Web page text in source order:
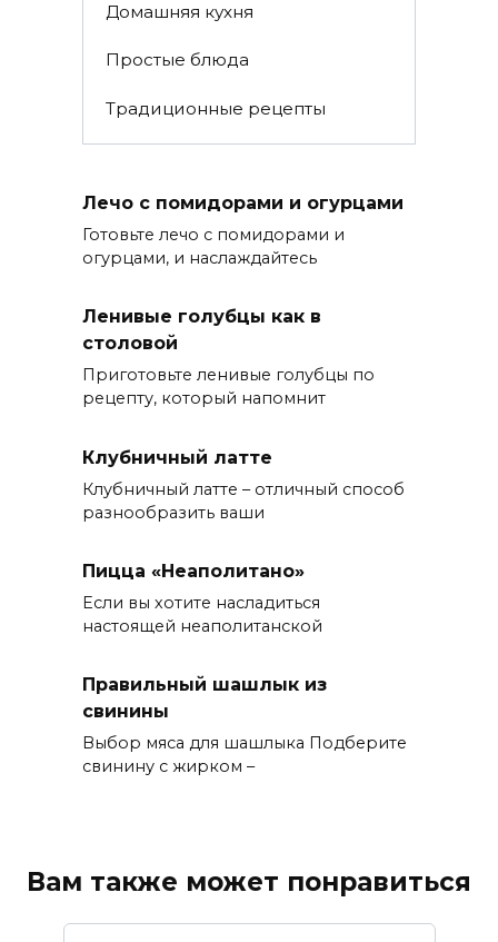
Домашняя кухня
Простые блюда
Традиционные рецепты
Лечо с помидорами и огурцами
Готовьте лечо с помидорами и
огурцами, и наслаждайтесь
Ленивые голубцы как в
столовой
Приготовьте ленивые голубцы по
рецепту, который напомнит
Клубничный латте
Клубничный латте – отличный способ
разнообразить ваши
Пицца «Неаполитано»
Если вы хотите насладиться
настоящей неаполитанской
Правильный шашлык из
свинины
Выбор мяса для шашлыка Подберите
свинину с жирком –
Вам также может понравиться